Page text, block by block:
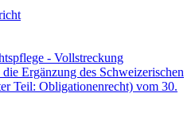
- Vollstreckung
Ergänzung des Schweizerischen
Teil: Obligationenrecht) vom 30.